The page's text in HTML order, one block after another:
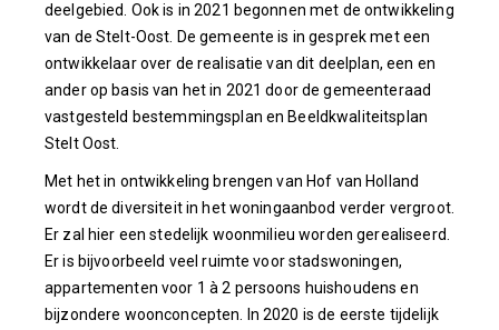
deelgebied. Ook is in 2021 begonnen met de ontwikkeling
van de Stelt-Oost. De gemeente is in gesprek met een
ontwikkelaar over de realisatie van dit deelplan, een en
ander op basis van het in 2021 door de gemeenteraad
vastgesteld bestemmingsplan en Beeldkwaliteitsplan
Stelt Oost.
Met het in ontwikkeling brengen van Hof van Holland
wordt de diversiteit in het woningaanbod verder vergroot.
Er zal hier een stedelijk woonmilieu worden gerealiseerd.
Er is bijvoorbeeld veel ruimte voor stadswoningen,
appartementen voor 1 à 2 persoons huishoudens en
bijzondere woonconcepten. In 2020 is de eerste tijdelijk